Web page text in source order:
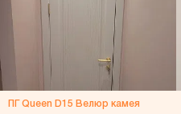
ПГ Queen D15 Велюр камея